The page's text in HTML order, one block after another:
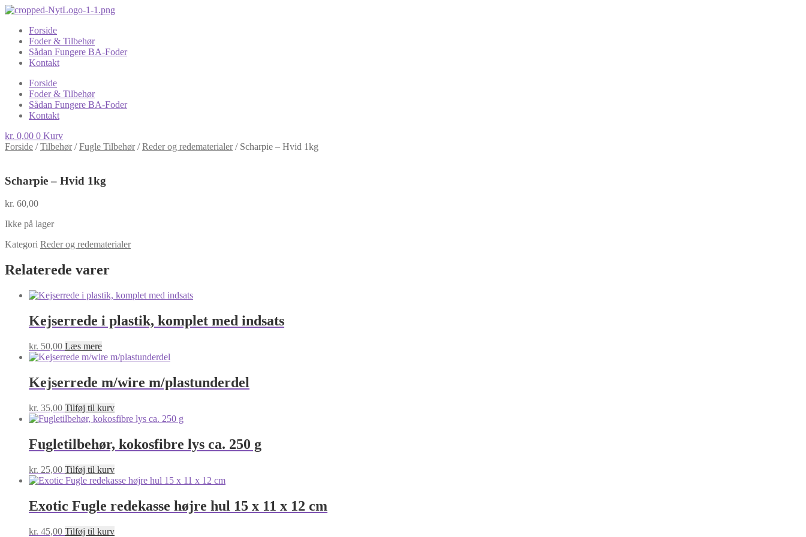
Forside
Foder & Tilbehør
Sådan Fungere BA-Foder
Kontakt
Forside
Foder & Tilbehør
Sådan Fungere BA-Foder
Kontakt
kr. 0,00 0 Kurv
Forside /Tilbehør/Fugle Tilbehør/Reder og redematerialer/ Scharpie – Hvid 1kg
Scharpie – Hvid 1kg
kr. 60,00
Ikke på lager
Kategori Reder og redematerialer
Relaterede varer
Kejserrede i plastik, komplet med indsats
kr. 50,00 Læs mere
Kejserrede m/wire m/plastunderdel
kr. 35,00 Tilføj til kurv
Fugletilbehør, kokosfibre lys ca. 250 g
kr. 25,00 Tilføj til kurv
Exotic Fugle redekasse højre hul 15 x 11 x 12 cm
kr. 45,00 Tilføj til kurv